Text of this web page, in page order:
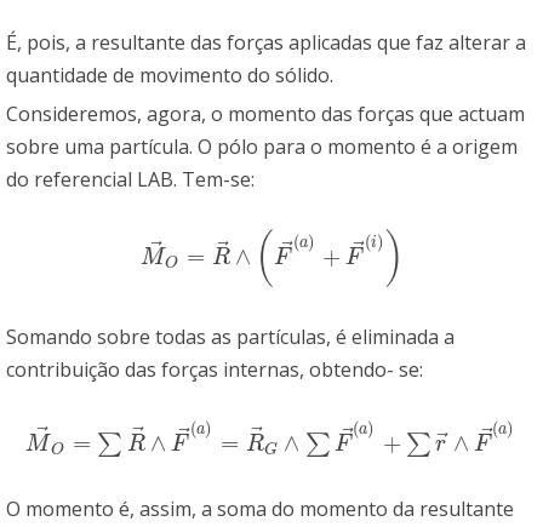
É, pois, a resultante das forças aplicadas que faz alterar a
quantidade de movimento do sólido.
Consideremos, agora, o momento das forças que actuam
sobre uma partícula. O pólo para o momento é a origem
do referencial LAB. Tem-se:
M⃗
O = R⃗ ∧ (F ⃗
(a)
+ F ⃗
(i) )
M→O=R→ ∧( F →(a + F→(i))
Somando sobre todas as partículas, é eliminada a
contribuição das forças internas, obtendo- se:
M⃗
O = ∑ R⃗ ∧ F ⃗
(a)
= R⃗
G ∧ ∑ F⃗
(a)
+ ∑ r⃗ ∧ F⃗
(a)
M→O=∑R →∧ F→(a) = R→ G∧∑ F→(a)+∑r →∧ F→(a)
O momento é, assim, a soma do momento da resultante